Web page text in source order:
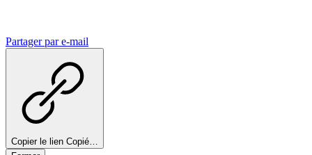
Partager par e-mail
Copier le lien Copié…